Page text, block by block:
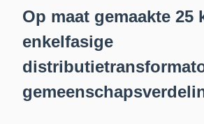
Op maat gemaakte 25
enkelfasige